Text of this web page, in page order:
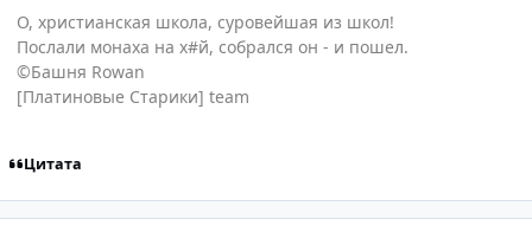
О, христианская школа, суровейшая из школ!
Послали монаха на х#й, собрался он - и пошел.
©Башня Rowan
[Платиновые Старики] team
Цитата